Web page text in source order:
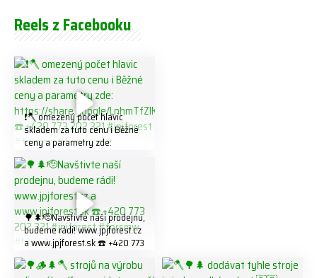
Reels z Facebooku
❗️🪓 omezený počet hlavic
skladem za tuto cenu ℹ️ Běžné
ceny a parametry zde:
K8W5t7i6o ☎️ +420 773 202
321 #jpjforest #forsmw
#firewood #
🌳🌲🫡Navštivte naší prodejnu,
budeme rádi! www.jpjforest.cz
a www.jpjforest.sk ☎️ +420 773
#biojack #regon #vahvajussi